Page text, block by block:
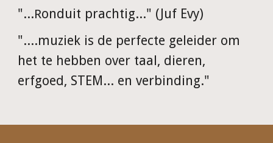
"...Ronduit prachtig..." (Juf Evy)
"....muziek is de perfecte geleider om
het te hebben over taal, dieren,
erfgoed, STEM... en verbinding."